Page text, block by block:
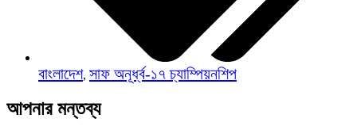
বাংলাদেশ, সাফ অনূর্ধ্ব-১৭ চ্যাম্পিয়নশিপ
আপনার মন্তব্য